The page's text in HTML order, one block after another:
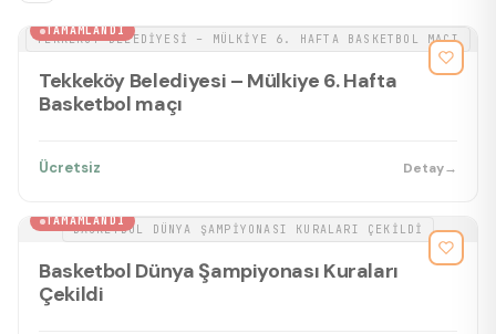
TEKKEKÖY BELEDIYESI – MÜLKIYE 6. HAFTA BASKETBOL MAÇI
TAMAMLANDI
BASKETBOL
Tekkeköy Belediyesi – Mülkiye 6. Hafta
Basketbol maçı
Ücretsiz Detay→
BASKETBOL DÜNYA ŞAMPIYONASI KURALARI ÇEKILDI
TAMAMLANDI
BASKETBOL
Basketbol Dünya Şampiyonası Kuraları
Çekildi